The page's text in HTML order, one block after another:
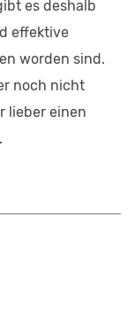
es deshalb
effektive
worden sind.
noch nicht
lieber einen